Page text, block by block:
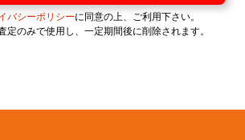
バシーポリシーに同意の上、ご利用下さい。
定のみで使用し、一定期間後に削除されます。